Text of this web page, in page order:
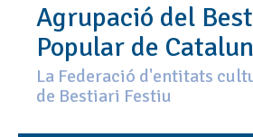
Agrupació del
Popular de
La Federació d'entitats
de Bestiari Festiu